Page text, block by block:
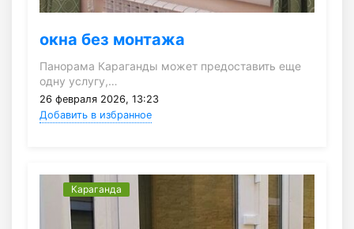
окна без монтажа
Панорама Караганды может предоставить еще
одну услугу,…
26 февраля 2026, 13:23
Добавить в избранное
Караганда